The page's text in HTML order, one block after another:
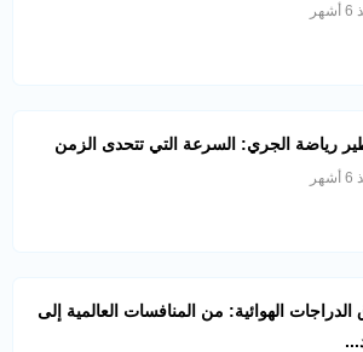
رياضة الجري: السرعة التي تتحدى الزمن
الدراجات الهوائية: من المنافسات العالمية إلى